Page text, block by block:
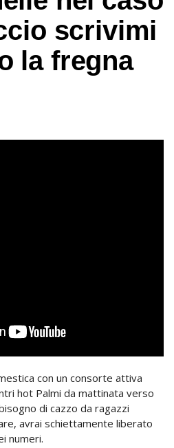
scrivimi
la fregna
con un consorte attiva
hot Palmi da mattinata verso
di cazzo da ragazzi
avrai schiettamente liberato
numeri.